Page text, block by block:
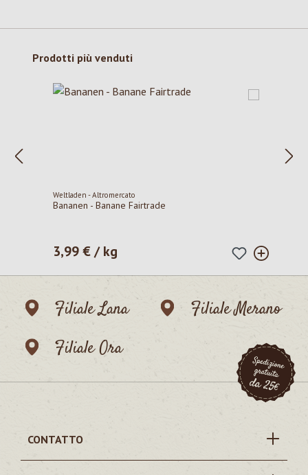
Salta la galleria dei prodotti
Prodotti più venduti
Weltladen - Altromercato
Bananen - Banane Fairtrade
Prezzo normale:
3,99 € / kg
Filiale Lana
Filiale Merano
Filiale Ora
CONTATTO